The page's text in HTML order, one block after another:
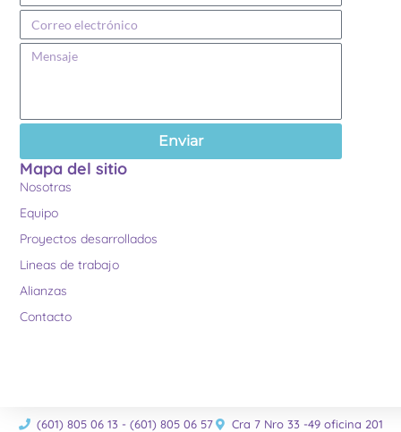
Enviar
Mapa del sitio
Nosotras
Equipo
Proyectos desarrollados
Lineas de trabajo
Alianzas
Contacto
(601) 805 06 13 - (601) 805 06 57
Cra 7 Nro 33 -49 oficina 201